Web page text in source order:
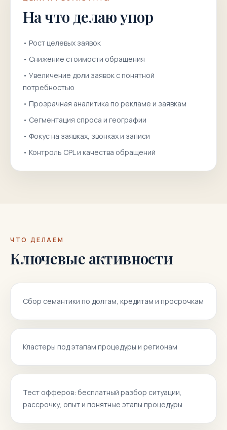
На что делаю упор
• Рост целевых заявок
• Снижение стоимости обращения
• Увеличение доли заявок с понятной
потребностью
• Прозрачная аналитика по рекламе и заявкам
• Сегментация спроса и географии
• Фокус на заявках, звонках и записи
• Контроль CPL и качества обращений
ЧТО ДЕЛАЕМ
Ключевые активности
Сбор семантики по долгам, кредитам и просрочкам
Кластеры под этапам процедуры и регионам
Тест офферов: бесплатный разбор ситуации,
рассрочку, опыт и понятные этапы процедуры